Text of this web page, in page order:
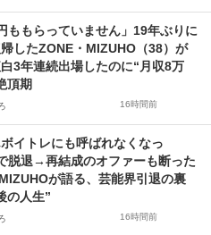
ももらっていません」19年ぶりに
したZONE・MIZUHO（38）が
3年連続出場したのに“月収8万
頂期
16時間前
ボイトレにも呼ばれなくなっ
脱退→再結成のオファーも断った
が語る、芸能界引退の裏
の人生”
16時間前